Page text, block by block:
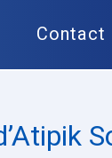
Contact